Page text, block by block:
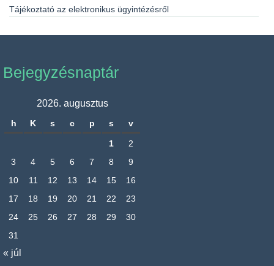
Tájékoztató az elektronikus ügyintézésről
Bejegyzésnaptár
2026. augusztus
h K s c p s v
1
2
3
4 5 6 7 8
9
10
11 12 13 14 15
16
17
18 19 20 21 22
23
24
25 26 27 28 29
30
31
« júl